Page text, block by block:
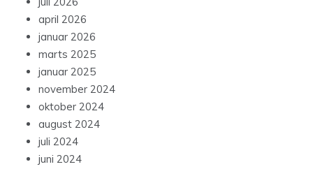
april 2026
januar 2026
marts 2025
januar 2025
november 2024
oktober 2024
august 2024
juli 2024
juni 2024